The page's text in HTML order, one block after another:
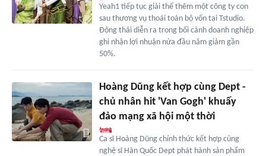
Yeah1 tiếp tục giải thể thêm một công ty con
sau thương vụ thoái toàn bộ vốn tại Tstudio.
Động thái diễn ra trong bối cảnh doanh nghiệp
ghi nhận lợi nhuận nửa đầu năm giảm gần
50%.
Hoàng Dũng kết hợp cùng Dept -
chủ nhân hit 'Van Gogh' khuấy
đảo mạng xã hội một thời
Ca sĩ Hoàng Dũng chính thức kết hợp cùng
nghệ sĩ Hàn Quốc Dept phát hành sản phẩm